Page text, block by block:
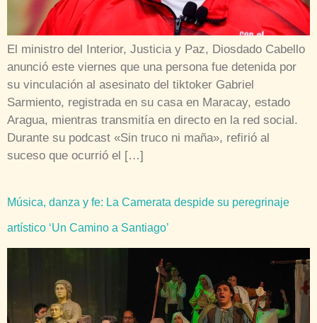
El ministro del Interior, Justicia y Paz, Diosdado Cabello
anunció este viernes que una persona fue detenida por
su vinculación al asesinato del tiktoker Gabriel
Sarmiento, registrada en su casa en Maracay, estado
Aragua, mientras transmitía en directo en la red social.
Durante su podcast «Sin truco ni maña», refirió al
suceso que ocurrió el […]
Música, danza y fe: La Camerata despide su peregrinaje
artístico ‘Un Camino a Santiago’